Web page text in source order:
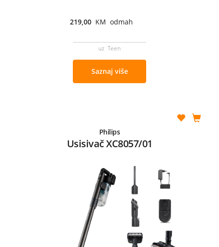
219,00 KM odmah
uz Teen
Saznaj više
Philips
Usisivač XC8057/01